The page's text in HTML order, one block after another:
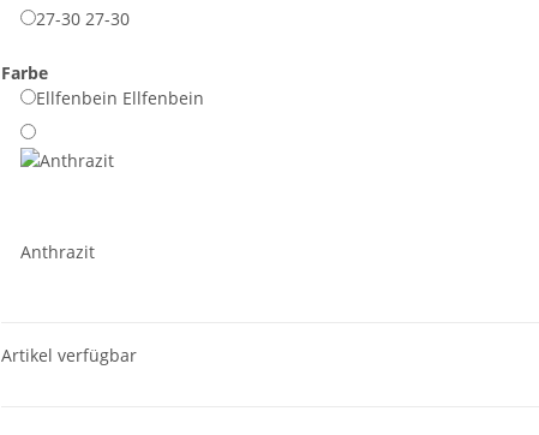
27-30 27-30
Farbe
Ellfenbein Ellfenbein
Anthrazit
Artikel verfügbar